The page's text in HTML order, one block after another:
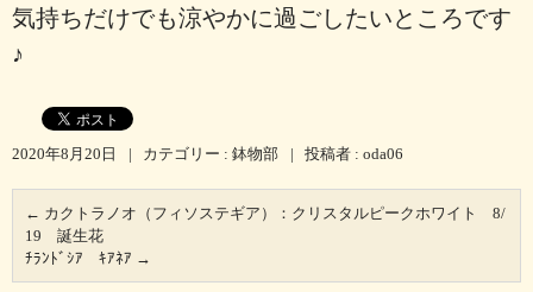
気持ちだけでも涼やかに過ごしたいところです
♪
2020年8月20日 | カテゴリー : 鉢物部 | 投稿者 : oda06
← カクトラノオ（フィソステギア）：クリスタルピークホワイト 8/
19 誕生花
ﾁﾗﾝﾄﾞｼｱ ｷｱﾈｱ →